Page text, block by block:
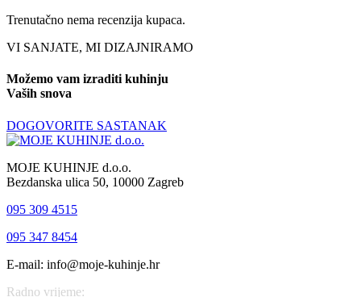
Trenutačno nema recenzija kupaca.
VI SANJATE, MI DIZAJNIRAMO
Možemo vam izraditi kuhinju
Vaših snova
DOGOVORITE SASTANAK
MOJE KUHINJE d.o.o.
Bezdanska ulica 50, 10000 Zagreb
095 309 4515
095 347 8454
E-mail: info@moje-kuhinje.hr
Radno vrijeme: